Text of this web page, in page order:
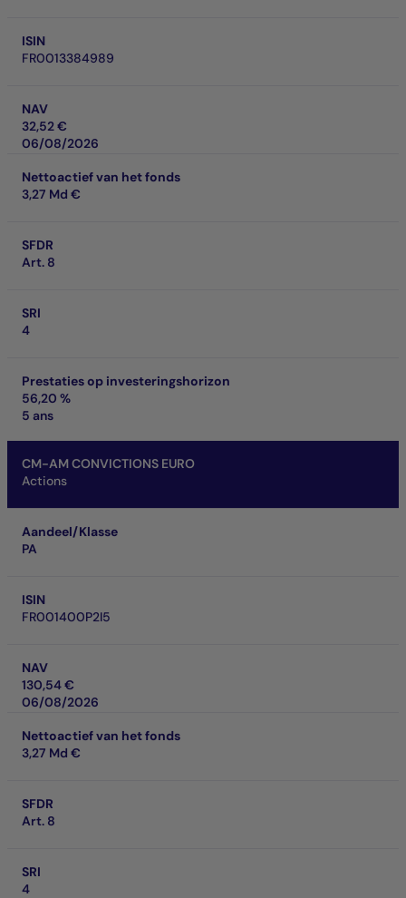
ISIN
FR0013384989
NAV
32,52 €
06/08/2026
Nettoactief van het fonds
3,27 Md €
SFDR
Art. 8
SRI
4
Prestaties op investeringshorizon
56,20 %
5 ans
CM-AM CONVICTIONS EURO
Actions
Aandeel/Klasse
PA
ISIN
FR001400P2I5
NAV
130,54 €
06/08/2026
Nettoactief van het fonds
3,27 Md €
SFDR
Art. 8
SRI
4